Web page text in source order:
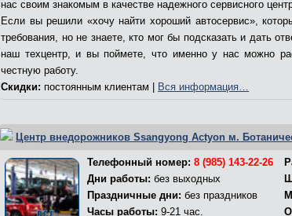
нас своим знакомым в качестве надежного сервисного
Если вы решили «хочу найти хороший автосервис»,
требования, но не знаете, кто мог бы подсказать и дать
наш техцентр, и вы поймете, что именно у нас можно
честную работу.
Скидки: постоянным клиентам | Вся информация…
Центр внедорожников Ssangyong Actyon м.
Телефонный номер:8 (985) 143-22-26
Дни работы: без выходных
Праздничные дни: без праздников
Часы работы: 9-21 час.